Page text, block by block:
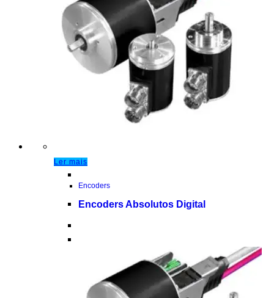
Ler mais
Encoders
Encoders Absolutos Digital